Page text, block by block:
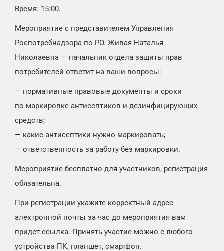
Время: 15:00.
Мероприятие с представителем Управления
Роспотребнадзора по РО. Живая Наталья
Николаевна — начальник отдела защиты прав
потребителей ответит на ваши вопросы:
— нормативные правовые документы и сроки
по маркировке антисептиков и дезинфицирующих
средств;
— какие антисептики нужно маркировать;
— ответственность за работу без маркировки.
Мероприятие бесплатно для участников, регистрация
обязательна.
При регистрации укажите корректный адрес
электронной почты за час до мероприятия вам
придет ссылка. Принять участие можно с любого
устройства ПК, планшет, смартфон.